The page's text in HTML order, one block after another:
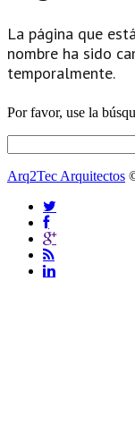
La página que
nombre ha sido
temporalmente.
Por favor, use la
Arq2Tec Arquitectos